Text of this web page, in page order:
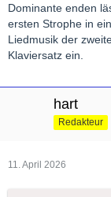
Dominante enden
ersten Strophe in
Liedmusik der
Klaviersatz ein.
hart
Redakteur
11. April 2026